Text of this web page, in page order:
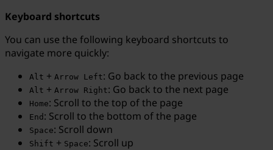
Keyboard shortcuts
You can use the following keyboard shortcuts to
navigate more quickly:
Alt + Arrow Left: Go back to the previous page
Alt + Arrow Right: Go back to the next page
Home: Scroll to the top of the page
End : Scroll to the bottom of the page
Space: Scroll down
Shift + Space: Scroll up
Search term...